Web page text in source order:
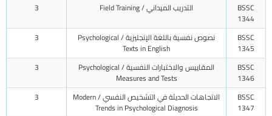
BSSC
1344
التدريب الميداني / Field Training 3
BSSC
1345
نصوص نفسية باللغة الإنجليزية / Psychological
Texts in English
3
BSSC
1346
المقاييس والاختبارات النفسية / Psychological
Measures and Tests
3
BSSC
1347
الاتجاهات الحديثة في التشخيص النفسي / Modern
Trends in Psychological Diagnosis
3